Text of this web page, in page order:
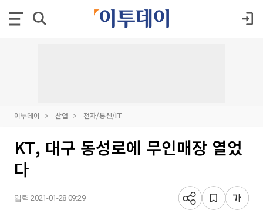
이투데이 산업 전자/통신/IT
KT, 대구 동성로에 무인매장 열었
다
입력 2021-01-28 09:29